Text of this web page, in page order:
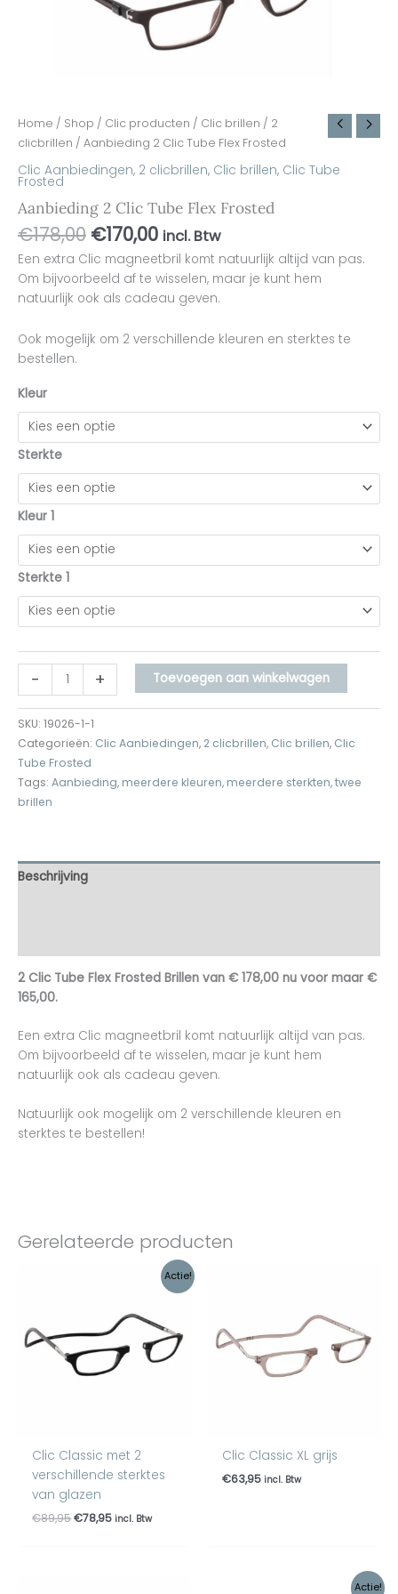
Home / Shop / Clic producten / Clic brillen / 2
clicbrillen / Aanbieding 2 Clic Tube Flex Frosted
Clic Aanbiedingen, 2 clicbrillen, Clic brillen, Clic Tube
Frosted
Aanbieding 2 Clic Tube Flex Frosted
€178,00 €170,00 incl. Btw
Een extra Clic magneetbril komt natuurlijk altijd van pas.
Om bijvoorbeeld af te wisselen, maar je kunt hem
natuurlijk ook als cadeau geven.
Ook mogelijk om 2 verschillende kleuren en sterktes te
bestellen.
Kleur
Sterkte
Kleur 1
Sterkte 1
- + Toevoegen aan winkelwagen
SKU: 19026-1-1
Categorieën: Clic Aanbiedingen, 2 clicbrillen, Clic brillen, Clic
Tube Frosted
Tags: Aanbieding, meerdere kleuren, meerdere sterkten,twee
brillen
Beschrijving
2 Clic Tube Flex Frosted Brillen van € 178,00 nu voor maar €
165,00.
Een extra Clic magneetbril komt natuurlijk altijd van pas.
Om bijvoorbeeld af te wisselen, maar je kunt hem
natuurlijk ook als cadeau geven.
Natuurlijk ook mogelijk om 2 verschillende kleuren en
sterktes te bestellen!
Gerelateerde producten
Actie!
Clic Classic met 2
verschillende sterktes
van glazen
€89,95
Oorspronkelijke
€78,95
€78,95.
incl. Btw
Clic Classic XL grijs
€63,95 incl. Btw
Actie!
Oorspronkelijke
Huidige